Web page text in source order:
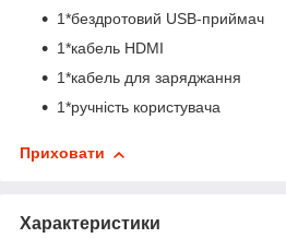
1*бездротовий USB-приймач
1*кабель HDMI
1*кабель для заряджання
1*ручність користувача
Приховати
Характеристики